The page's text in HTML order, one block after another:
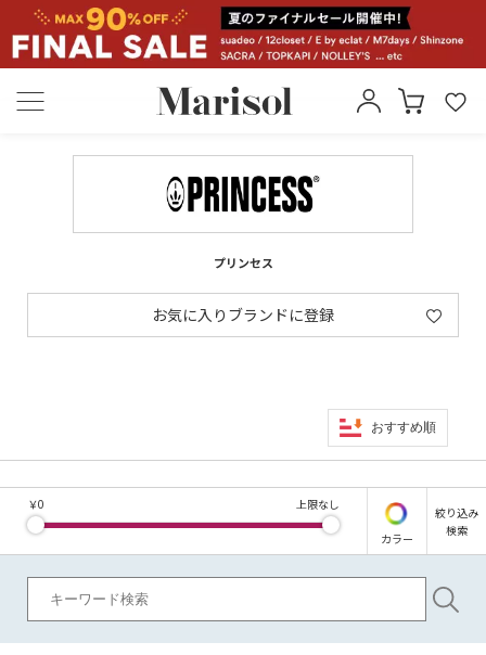
プリンセス
お気に入りブランドに登録
おすすめ順
￥0 上限なし
カラー
絞り込み
検索